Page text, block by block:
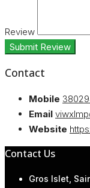
Review
Submit Review
Contact
Mobile
Email
Website
Contact Us
Gros Islet,